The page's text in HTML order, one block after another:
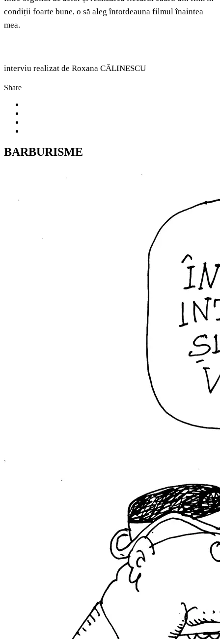
condiții foarte bune, o să aleg întotdeauna filmul înaintea
mea.
interviu realizat de Roxana CĂLINESCU
Share
BARBURISME